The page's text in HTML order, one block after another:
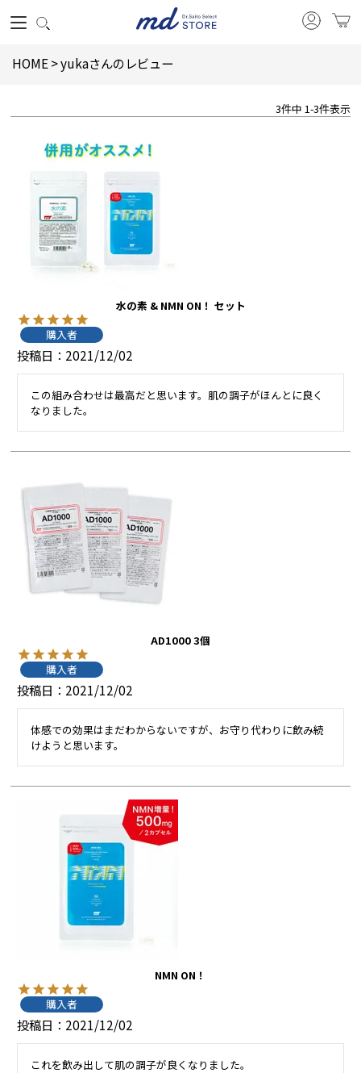
HOME yukaさんのレビュー
3件中 1-3件表示
水の素 & NMN ON！ セット
購入者
投稿日 2021/12/02
この組み合わせは最高だと思います。肌の調子がほんとに良く
なりました。
AD1000 3個
購入者
投稿日 2021/12/02
体感での効果はまだわからないですが、お守り代わりに飲み続
けようと思います。
NMN ON！
購入者
投稿日 2021/12/02
これを飲み出して肌の調子が良くなりました。